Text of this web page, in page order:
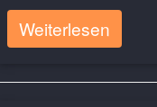
Weiterlesen